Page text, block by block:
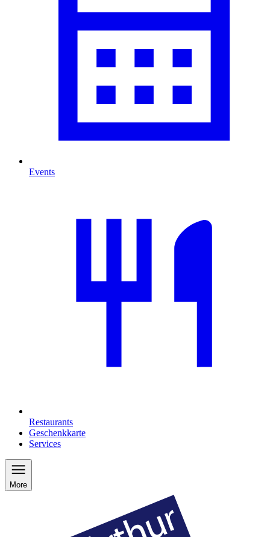
Events
Restaurants
Geschenkkarte
Services
More